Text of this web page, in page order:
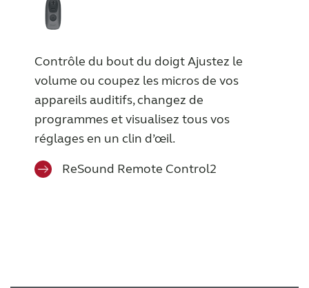
Contrôle du bout du doigt Ajustez le
volume ou coupez les micros de vos
appareils auditifs, changez de
programmes et visualisez tous vos
réglages en un clin d’œil.
ReSound Remote Control2